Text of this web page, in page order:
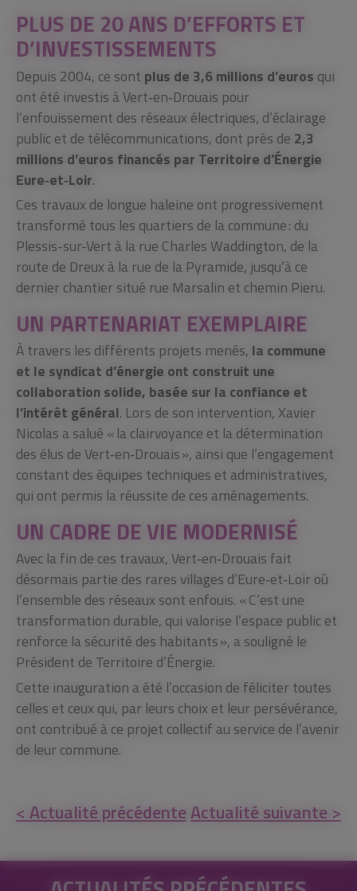
PLUS DE 20 ANS D’EFFORTS ET
D’INVESTISSEMENTS
Depuis 2004, ce sont plus de 3,6 millions d’euros qui
ont été investis à Vert‑en‑Drouais pour
l’enfouissement des réseaux électriques, d’éclairage
public et de télécommunications, dont près de 2,3
millions d’euros financés par Territoire d’Énergie
Eure‑et‑Loir.
Ces travaux de longue haleine ont progressivement
transformé tous les quartiers de la commune : du
Plessis-sur-Vert à la rue Charles Waddington, de la
route de Dreux à la rue de la Pyramide, jusqu’à ce
dernier chantier situé rue Marsalin et chemin Pieru.
UN PARTENARIAT EXEMPLAIRE
À travers les différents projets menés, la commune
et le syndicat d’énergie ont construit une
collaboration solide, basée sur la confiance et
l’intérêt général. Lors de son intervention, Xavier
Nicolas a salué « la clairvoyance et la détermination
des élus de Vert‑en‑Drouais », ainsi que l’engagement
constant des équipes techniques et administratives,
qui ont permis la réussite de ces aménagements.
UN CADRE DE VIE MODERNISÉ
Avec la fin de ces travaux, Vert‑en‑Drouais fait
désormais partie des rares villages d’Eure‑et‑Loir où
l’ensemble des réseaux sont enfouis. « C’est une
transformation durable, qui valorise l’espace public et
renforce la sécurité des habitants », a souligné le
Président de Territoire d’Énergie.
Cette inauguration a été l’occasion de féliciter toutes
celles et ceux qui, par leurs choix et leur persévérance,
ont contribué à ce projet collectif au service de l’avenir
de leur commune.
< Actualité précédenteActualité suivante >